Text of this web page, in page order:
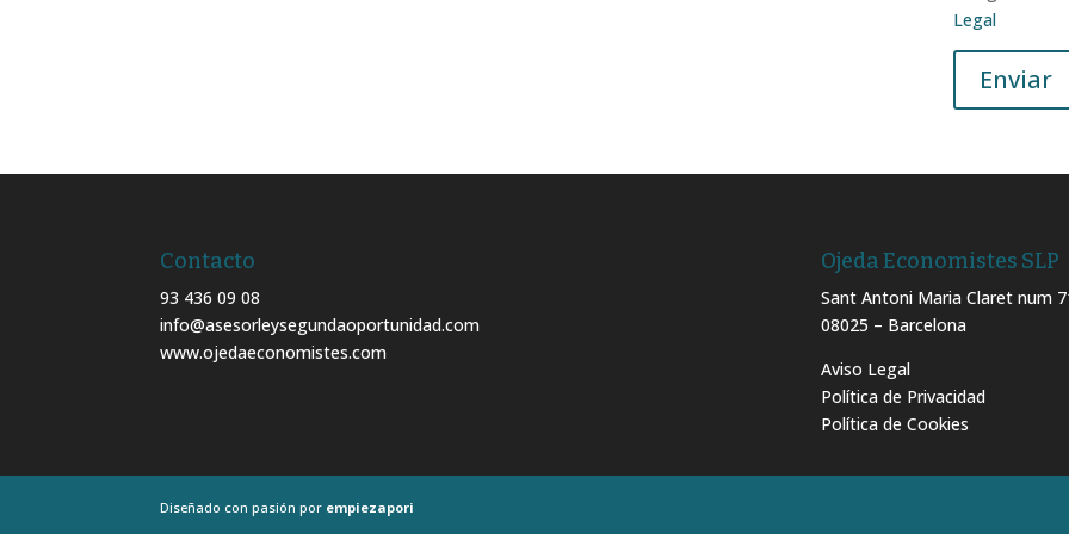
Legal
Contacto
93 436 09 08
info@asesorleysegundaoportunidad.com
www.ojedaeconomistes.com
Ojeda Economistes SLP
Sant Antoni Maria Claret num
08025 – Barcelona
Aviso Legal
Política de Privacidad
Política de Cookies
Diseñado con pasión por empiezapori